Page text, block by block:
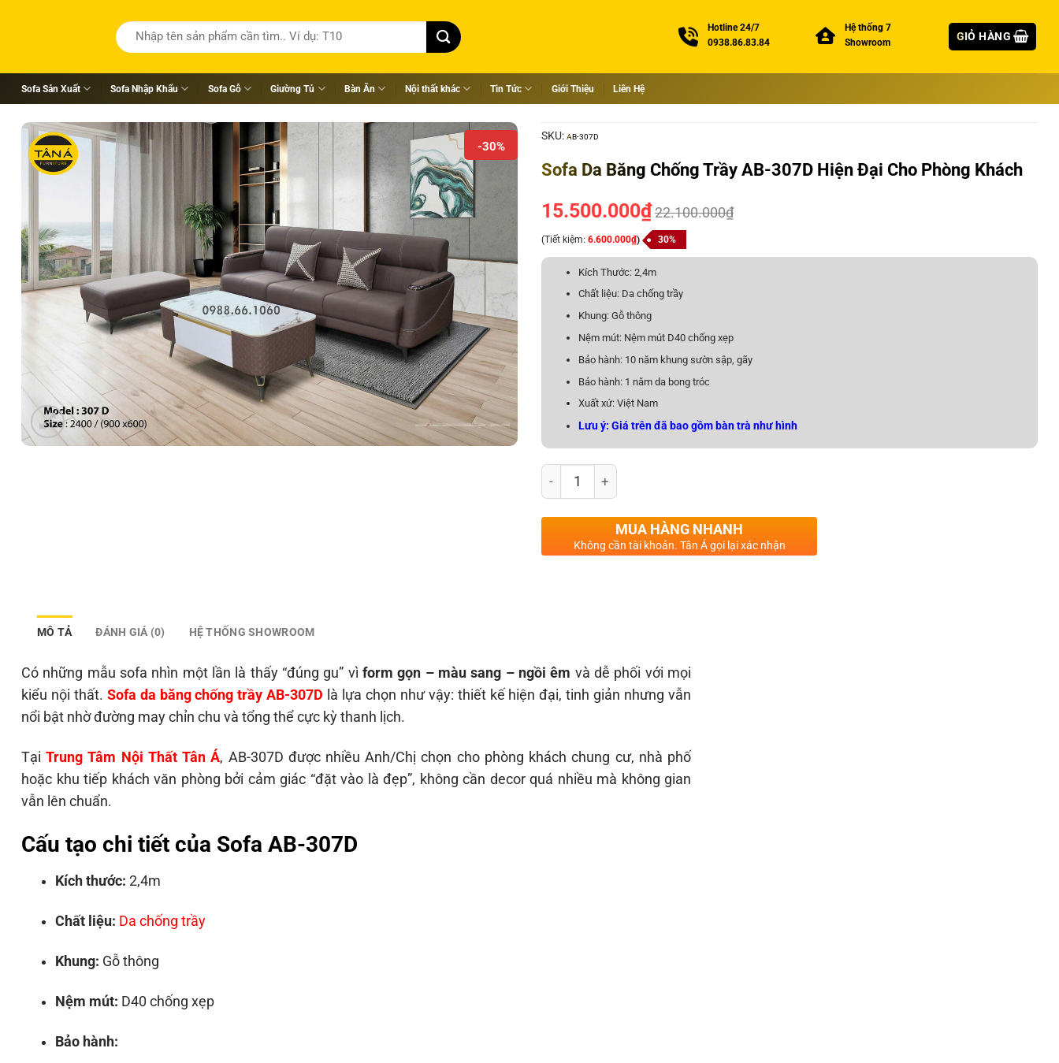
Tìm
kiếm:
Hotline 24/7
0938.86.83.84
Hệ thống 7
Showroom
GIỎ HÀNG
Sofa Sản Xuất Sofa Nhập Khẩu Sofa Gỗ Giường Tủ Bàn Ăn Nội thất khác Tin Tức Giới Thiệu Liên Hệ
-30%
SKU: AB-307D
Sofa Da Băng Chống Trầy AB-307D Hiện Đại Cho Phòng Khách
15.500.000₫22.100.000₫
(Tiết kiệm: 6.600.000₫) 30%
Kích Thước: 2,4m
Chất liệu: Da chống trầy
Khung: Gỗ thông
Nệm mút: Nệm mút D40 chống xẹp
Bảo hành: 10 năm khung sườn sập, gãy
Bảo hành: 1 năm da bong tróc
Xuất xứ: Việt Nam
Lưu ý: Giá trên đã bao gồm bàn trà như hình
Sofa Da Băng Chống Trầy AB-307D Hiện Đại Cho Phòng Khách số lượng
MUA HÀNG NHANH
Không cần tài khoản. Tân Á gọi lại xác nhận
MÔ TẢ ĐÁNH GIÁ (0) HỆ THỐNG SHOWROOM
Có những mẫu sofa nhìn một lần là thấy “đúng gu” vì form gọn – màu sang – ngồi êm và dễ phối với mọi
kiểu nội thất. Sofa da băng chống trầy AB-307D là lựa chọn như vậy: thiết kế hiện đại, tinh giản nhưng vẫn
nổi bật nhờ đường may chỉn chu và tổng thể cực kỳ thanh lịch.
TạiTrung Tâm Nội Thất Tân Á, AB-307D được nhiều Anh/Chị chọn cho phòng khách chung cư, nhà phố
hoặc khu tiếp khách văn phòng bởi cảm giác “đặt vào là đẹp”, không cần decor quá nhiều mà không gian
vẫn lên chuẩn.
Cấu tạo chi tiết của Sofa AB-307D
Kích thước: 2,4m
Chất liệu: Da chống trầy
Khung: Gỗ thông
Nệm mút: D40 chống xẹp
Bảo hành: